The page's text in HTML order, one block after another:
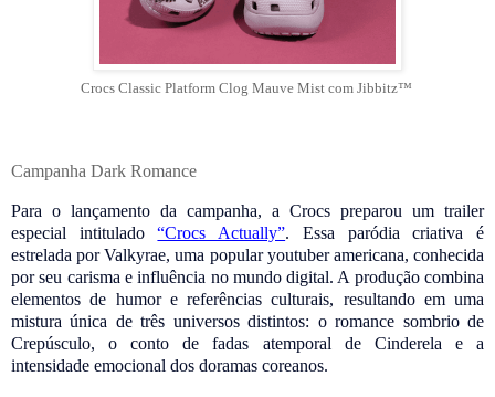
Crocs Classic Platform Clog Mauve Mist com Jibbitz™
Campanha Dark Romance
Para o lançamento da campanha, a Crocs preparou um trailer
especial intitulado“Crocs Actually”. Essa paródia criativa é
estrelada por Valkyrae, uma popular youtuber americana, conhecida
por seu carisma e influência no mundo digital. A produção combina
elementos de humor e referências culturais, resultando em uma
mistura única de três universos distintos: o romance sombrio de
Crepúsculo, o conto de fadas atemporal de Cinderela e a
intensidade emocional dos doramas coreanos.